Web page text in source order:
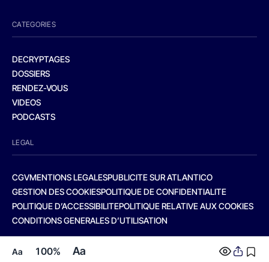
Aa 100% Aa
CATEGORIES
DECRYPTAGES
DOSSIERS
RENDEZ-VOUS
VIDEOS
PODCASTS
LEGAL
CGVMENTIONS LEGALESPUBLICITE SUR ATLANTICO
GESTION DES COOKIESPOLITIQUE DE CONFIDENTIALITE
POLITIQUE D’ACCESSIBILITEPOLITIQUE RELATIVE AUX COOKIES
CONDITIONS GENERALES D’UTILISATION